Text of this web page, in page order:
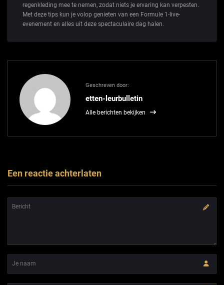
regenkleding mee te nemen, zodat niets je ervaring kan verpesten.
Met deze tips kun je volop genieten van een Formule 1-live-
evenement en alles uit deze spectaculaire dag halen.
Geschreven door:
etten-leurbulletin
Alle berichten bekijken
Een reactie achterlaten